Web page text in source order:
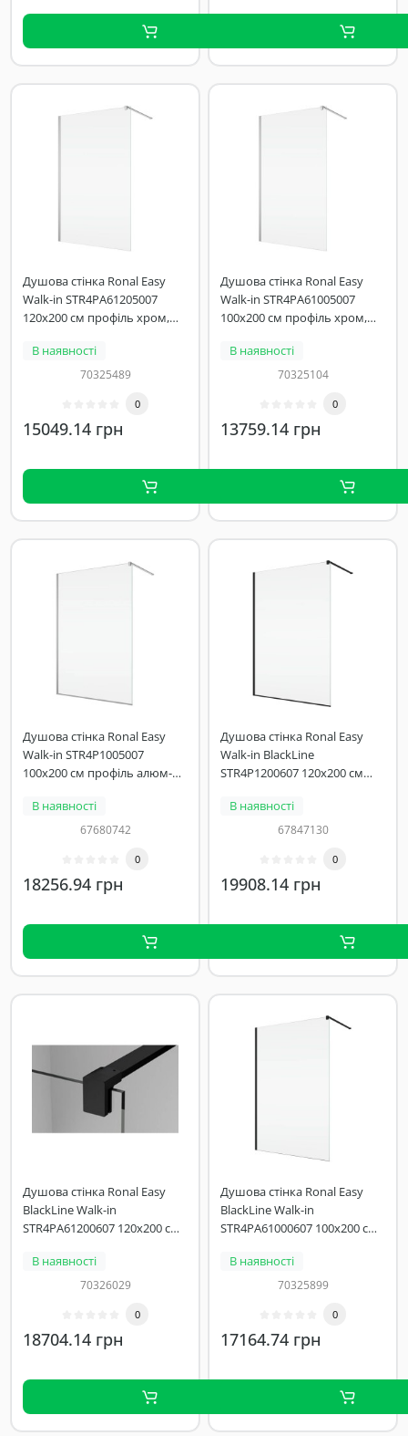
Душова стінка Ronal Easy
Walk-in STR4PA61205007
120х200 см профіль хром,
В наявності
70325489
0
15049.14 грн
Душова стінка Ronal Easy
Walk-in STR4PA61005007
100х200 см профіль хром,
В наявності
70325104
0
13759.14 грн
Душова стінка Ronal Easy
Walk-in STR4P1005007
100х200 см профіль алюм-
В наявності
67680742
0
18256.94 грн
Душова стінка Ronal Easy
Walk-in BlackLine
STR4P1200607 120х200 см
прозоре
В наявності
67847130
0
19908.14 грн
Душова стінка Ronal Easy
BlackLine Walk-in
STR4PA61200607 120х200 см
скло прозоре
В наявності
70326029
0
18704.14 грн
Душова стінка Ronal Easy
BlackLine Walk-in
STR4PA61000607 100х200 см
скло прозоре
В наявності
70325899
0
17164.74 грн